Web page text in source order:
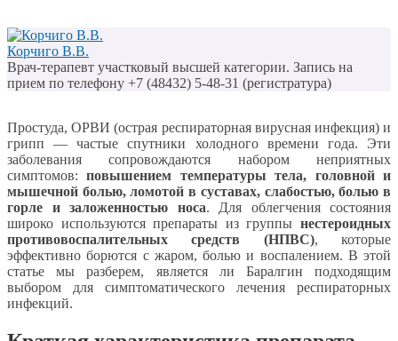
Корчиго В.В.
Врач-терапевт участковый высшей категории. Запись на
прием по телефону +7 (48432) 5-48-31 (регистратура)
Простуда, ОРВИ (острая респираторная вирусная инфекция) и
грипп — частые спутники холодного времени года. Эти
заболевания сопровождаются набором неприятных
симптомов:повышением температуры тела, головной и
мышечной болью, ломотой в суставах, слабостью, болью в
горле и заложенностью носа. Для облегчения состояния
широко используются препараты из группы нестероидных
противовоспалительных средств (НПВС), которые
эффективно борются с жаром, болью и воспалением. В этой
статье мы разберем, является ли Баралгин подходящим
выбором для симптоматического лечения респираторных
инфекций.